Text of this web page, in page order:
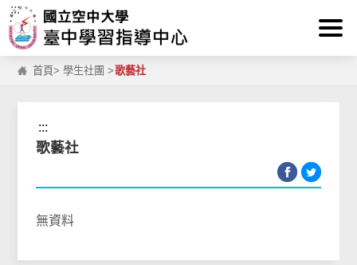
跳到主要內容區塊
:::
首頁>學生社團 >歌藝社
:::
歌藝社
無資料